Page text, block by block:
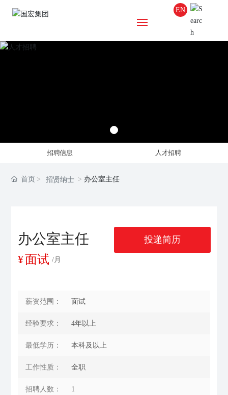
联系我们
EN
招聘信息 人才招聘
首页 招贤纳士 办公室主任
办公室主任
¥面试 /月
投递简历
薪资范围： 面试
经验要求： 4年以上
最低学历： 本科及以上
工作性质： 全职
招聘人数： 1